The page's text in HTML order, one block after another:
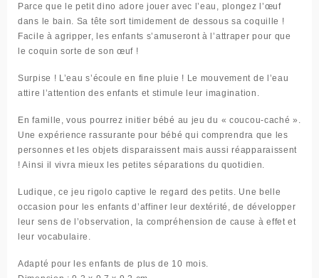
Parce que le petit dino adore jouer avec l’eau, plongez l’œuf
dans le bain. Sa tête sort timidement de dessous sa coquille !
Facile à agripper, les enfants s’amuseront à l’attraper pour que
le coquin sorte de son œuf !
Surpise ! L’eau s’écoule en fine pluie ! Le mouvement de l’eau
attire l’attention des enfants et stimule leur imagination.
En famille, vous pourrez initier bébé au jeu du « coucou-caché ».
Une expérience rassurante pour bébé qui comprendra que les
personnes et les objets disparaissent mais aussi réapparaissent
! Ainsi il vivra mieux les petites séparations du quotidien.
Ludique, ce jeu rigolo captive le regard des petits. Une belle
occasion pour les enfants d’affiner leur dextérité, de développer
leur sens de l’observation, la compréhension de cause à effet et
leur vocabulaire.
Adapté pour les enfants de plus de 10 mois.